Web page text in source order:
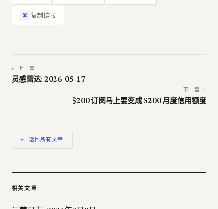
⌘ 复制链接
← 上一篇
灵感雷达: 2026-05-17
下一篇 →
$200 订阅马上要变成 $200 月度信用额度
← 返回所有文章
相关文章